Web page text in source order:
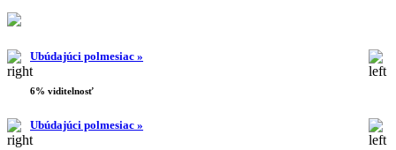
Ubúdajúci polmesiac »
6% viditelnosť
Ubúdajúci polmesiac »